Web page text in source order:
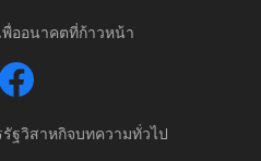
พื่ออนาคตที่ก้าวหน้า
รัฐวิสาหกิจบทความทั่วไป